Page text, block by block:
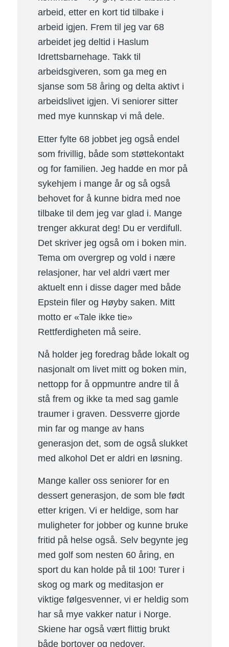
arbeid, etter en kort tid tilbake i
arbeid igjen. Frem til jeg var 68
arbeidet jeg deltid i Haslum
Idrettsbarnehage. Takk til
arbeidsgiveren, som ga meg en
sjanse som 58 åring og delta aktivt i
arbeidslivet igjen. Vi seniorer sitter
med mye kunnskap vi må dele.
Etter fylte 68 jobbet jeg også endel
som frivillig, både som støttekontakt
og for familien. Jeg hadde en mor på
sykehjem i mange år og så også
behovet for å kunne bidra med noe
tilbake til dem jeg var glad i. Mange
trenger akkurat deg! Du er verdifull.
Det skriver jeg også om i boken min.
Tema om overgrep og vold i nære
relasjoner, har vel aldri vært mer
aktuelt enn i disse dager med både
Epstein filer og Høyby saken. Mitt
motto er «Tale ikke tie»
Rettferdigheten må seire.
Nå holder jeg foredrag både lokalt og
nasjonalt om livet mitt og boken min,
nettopp for å oppmuntre andre til å
stå frem og ikke ta med sag gamle
traumer i graven. Dessverre gjorde
min far og mange av hans
generasjon det, som de også slukket
med alkohol Det er aldri en løsning.
Mange kaller oss seniorer for en
dessert generasjon, de som ble født
etter krigen. Vi er heldige, som har
muligheter for jobber og kunne bruke
fritid på helse også. Selv begynte jeg
med golf som nesten 60 åring, en
sport du kan holde på til 100! Turer i
skog og mark og meditasjon er
viktige følgesvenner, vi er heldig som
har så mye vakker natur i Norge.
Skiene har også vært flittig brukt
både bortover og nedover.